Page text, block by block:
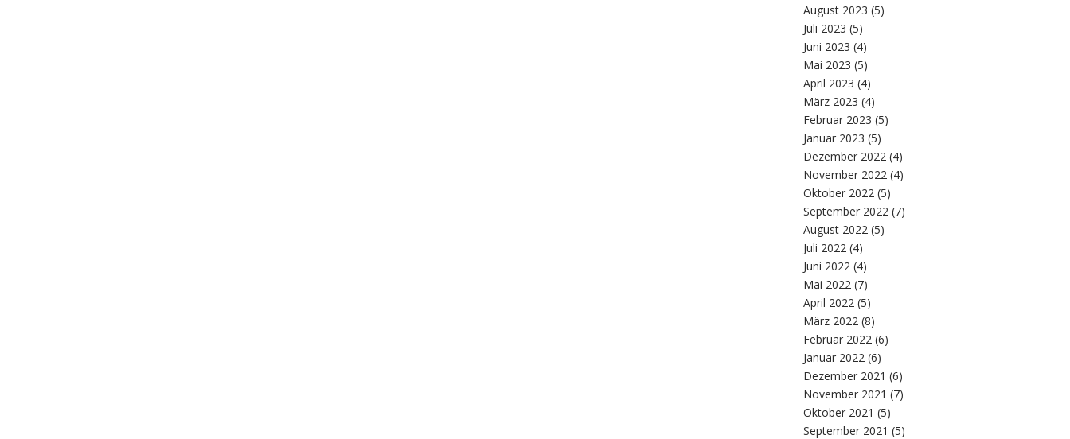
August 2023 (5)
Juli 2023 (5)
Juni 2023 (4)
Mai 2023 (5)
April 2023 (4)
März 2023 (4)
Februar 2023 (5)
Januar 2023 (5)
Dezember 2022 (4)
November 2022 (4)
Oktober 2022 (5)
September 2022 (7)
August 2022 (5)
Juli 2022 (4)
Juni 2022 (4)
Mai 2022 (7)
April 2022 (5)
März 2022 (8)
Februar 2022 (6)
Januar 2022 (6)
Dezember 2021 (6)
November 2021 (7)
Oktober 2021 (5)
September 2021 (5)